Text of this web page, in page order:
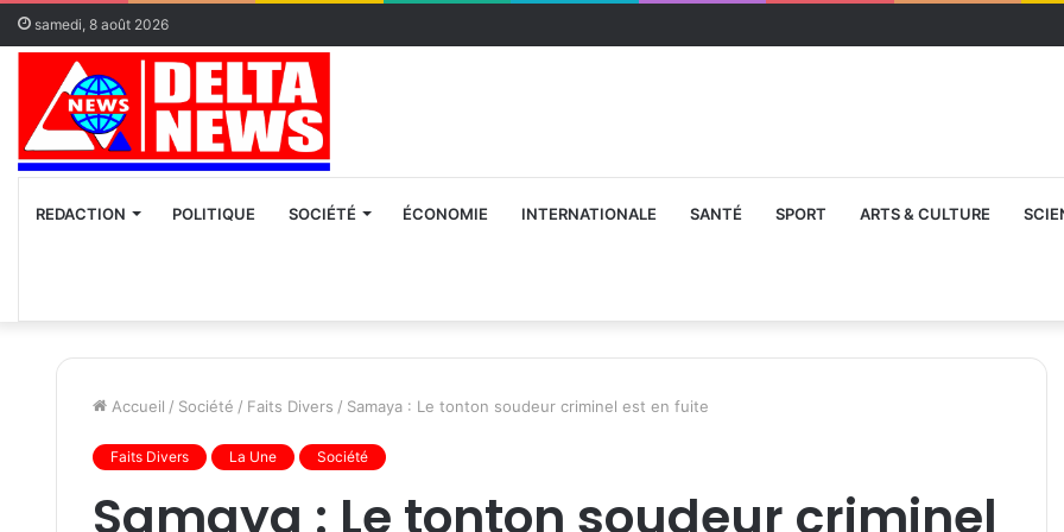
samedi, 8 août 2026
REDACTION POLITIQUE SOCIÉTÉ ÉCONOMIE INTERNATIONALE SANTÉ SPORT ARTS & CULTURE
Accueil / Société / Faits Divers / Samaya : Le tonton soudeur criminel est en fuite
Faits Divers La Une Société
Samaya : Le tonton soudeur criminel